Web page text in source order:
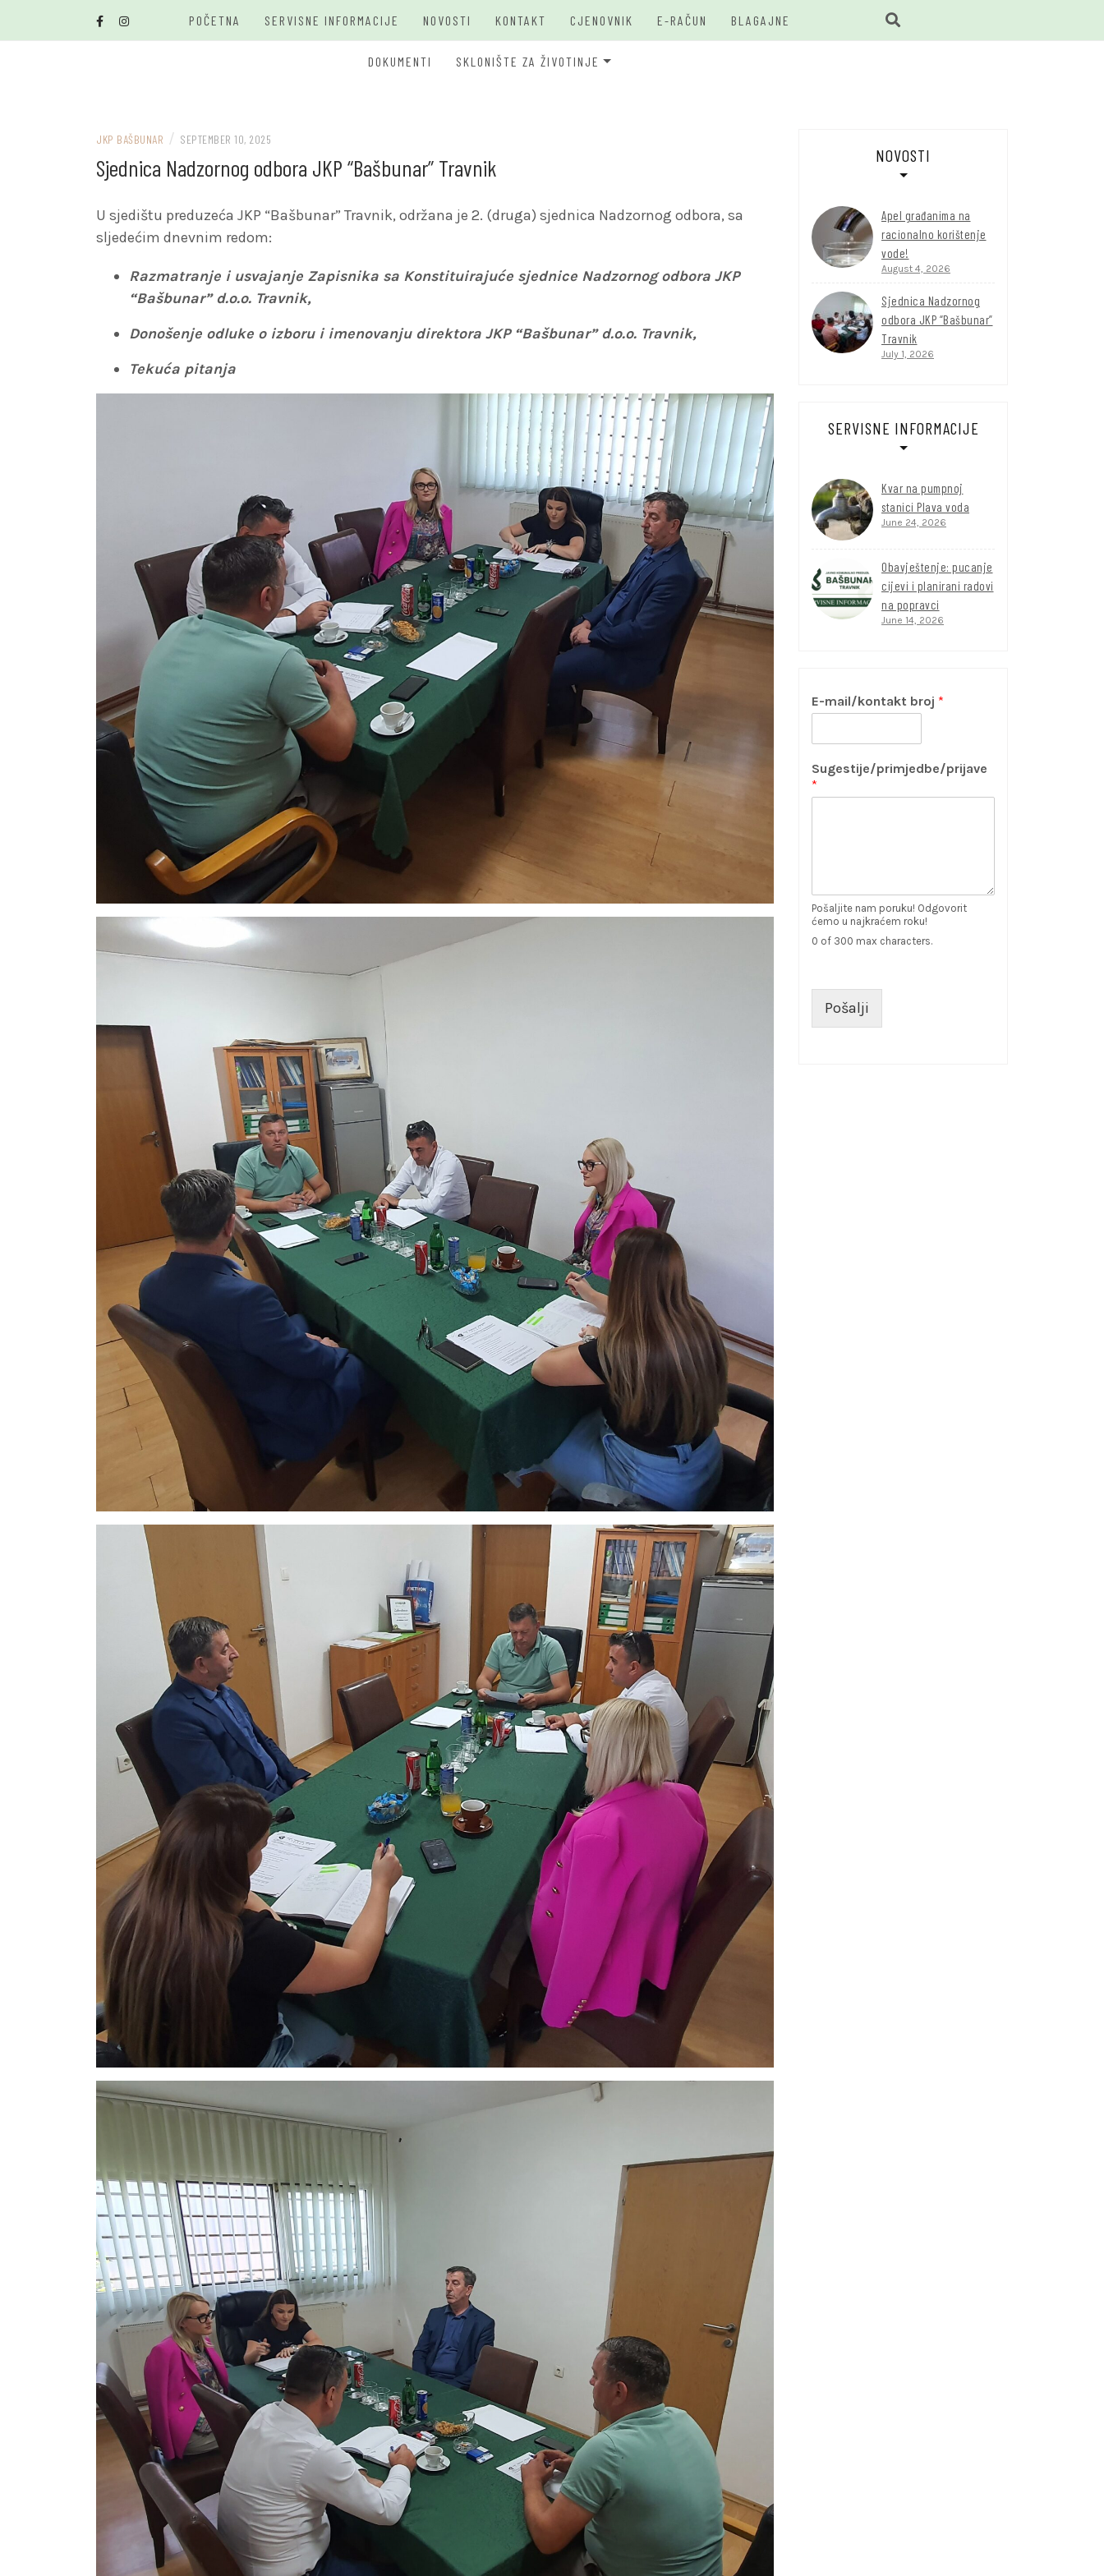
POČETNA SERVISNE INFORMACIJE NOVOSTI KONTAKT CJENOVNIK E-RAČUN BLAGAJNE
DOKUMENTI SKLONIŠTE ZA ŽIVOTINJE
JKP BAŠBUNAR / SEPTEMBER 10, 2025
Sjednica Nadzornog odbora JKP “Bašbunar” Travnik
U sjedištu preduzeća JKP “Bašbunar” Travnik, održana je 2. (druga) sjednica Nadzornog odbora, sa
sljedećim dnevnim redom:
Razmatranje i usvajanje Zapisnika sa Konstituirajuće sjednice Nadzornog odbora JKP
“Bašbunar” d.o.o. Travnik,
Donošenje odluke o izboru i imenovanju direktora JKP “Bašbunar” d.o.o. Travnik,
Tekuća pitanja
NOVOSTI
Apel građanima na
racionalno korištenje
vode!
August 4, 2026
Sjednica Nadzornog
odbora JKP “Bašbunar”
Travnik
July 1, 2026
SERVISNE INFORMACIJE
Kvar na pumpnoj
stanici Plava voda
June 24, 2026
Obavještenje: pucanje
cijevi i planirani radovi
na popravci
June 14, 2026
E-mail/kontakt broj *
Sugestije/primjedbe/prijave
*
Pošaljite nam poruku! Odgovorit
ćemo u najkraćem roku!
0 of 300 max characters.
Pošalji